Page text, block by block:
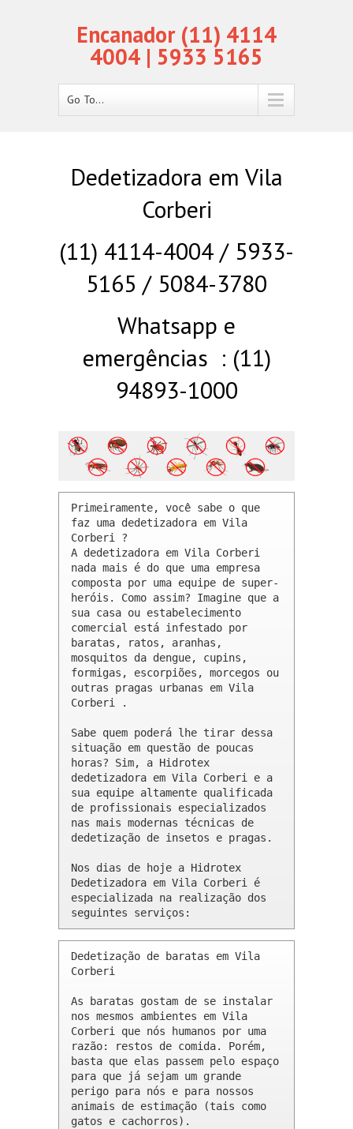
Encanador (11) 4114
4004 | 5933 5165
Go To...
Dedetizadora em Vila
Corberi
(11) 4114-4004 / 5933-
5165 / 5084-3780
Whatsapp e
emergências : (11)
94893-1000
Primeiramente, você sabe o que
faz uma dedetizadora em Vila
Corberi ?
A dedetizadora em Vila Corberi
nada mais é do que uma empresa
composta por uma equipe de super-
heróis. Como assim? Imagine que a
sua casa ou estabelecimento
comercial está infestado por
baratas, ratos, aranhas,
mosquitos da dengue, cupins,
formigas, escorpiões, morcegos ou
outras pragas urbanas em Vila
Corberi .
Sabe quem poderá lhe tirar dessa
situação em questão de poucas
horas? Sim, a Hidrotex
dedetizadora em Vila Corberi e a
sua equipe altamente qualificada
de profissionais especializados
nas mais modernas técnicas de
dedetização de insetos e pragas.
Nos dias de hoje a Hidrotex
Dedetizadora em Vila Corberi é
especializada na realização dos
seguintes serviços:
Dedetização de baratas em Vila
Corberi
As baratas gostam de se instalar
nos mesmos ambientes em Vila
Corberi que nós humanos por uma
razão: restos de comida. Porém,
basta que elas passem pelo espaço
para que já sejam um grande
perigo para nós e para nossos
animais de estimação (tais como
gatos e cachorros).